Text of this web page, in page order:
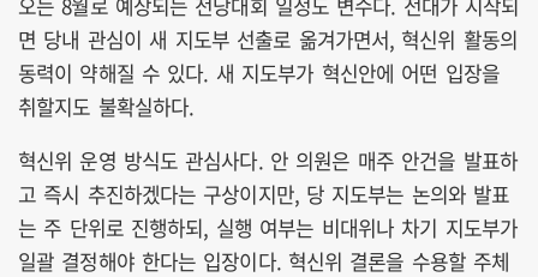
면 당내 관심이 새 지도부 선출로 옮겨가면서, 혁신위 활동의
동력이 약해질 수 있다. 새 지도부가 혁신안에 어떤 입장을
취할지도 불확실하다.
혁신위 운영 방식도 관심사다. 안 의원은 매주 안건을 발표하
고 즉시 추진하겠다는 구상이지만, 당 지도부는 논의와 발표
는 주 단위로 진행하되, 실행 여부는 비대위나 차기 지도부가
일괄 결정해야 한다는 입장이다. 혁신위 결론을 수용할 주체